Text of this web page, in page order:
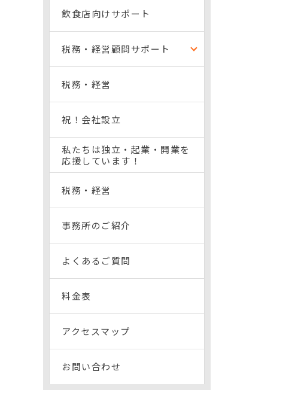
飲食店向けサポート
税務・経営顧問サポート
税務・経営
祝！会社設立
私たちは独立・起業・開業を
応援しています！
税務・経営
事務所のご紹介
よくあるご質問
料金表
アクセスマップ
お問い合わせ